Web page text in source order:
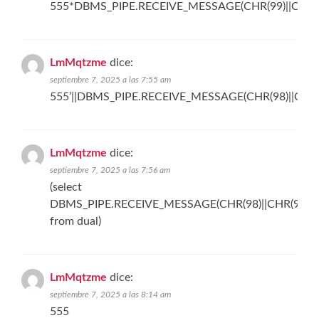
LmMqtzme dice:
septiembre 7, 2025 a las 7:55 am
LmMqtzme dice:
septiembre 7, 2025 a las 7:56 am
(select
from dual)
LmMqtzme dice:
septiembre 7, 2025 a las 8:14 am
555